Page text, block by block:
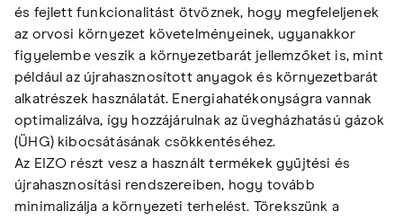
és fejlett funkcionalitást ötvöznek, hogy megfeleljenek
az orvosi környezet követelményeinek, ugyanakkor
figyelembe veszik a környezetbarát jellemzőket is, mint
például az újrahasznosított anyagok és környezetbarát
alkatrészek használatát. Energiahatékonyságra vannak
optimalizálva, így hozzájárulnak az üvegházhatású gázok
(ÜHG) kibocsátásának csökkentéséhez.
Az EIZO részt vesz a használt termékek gyűjtési és
újrahasznosítási rendszereiben, hogy tovább
minimalizálja a környezeti terhelést. Törekszünk a